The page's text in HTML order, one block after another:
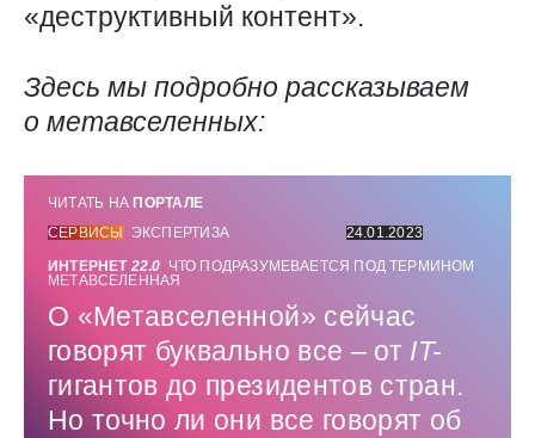
«деструктивный контент».
Здесь мы подробно рассказываем
о метавселенных:
ЧИТАТЬ НА ПОРТАЛЕ
СЕРВИСЫ
ЭКСПЕРТИЗА
24.01.2023
ИНТЕРНЕТ 22.0 ЧТО ПОДРАЗУМЕВАЕТСЯ ПОД ТЕРМИНОМ
МЕТАВСЕЛЕННАЯ
О «Метавселенной» сейчас
говорят буквально все – от IT-
гигантов до президентов стран.
Но точно ли они все говорят об